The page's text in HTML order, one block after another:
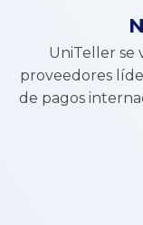
UniTeller se
proveedores
de pagos